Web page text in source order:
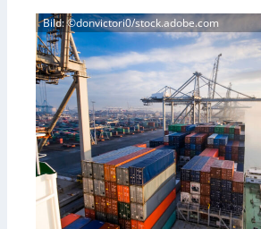
Bild: ©donvictori0/stock.adobe.com